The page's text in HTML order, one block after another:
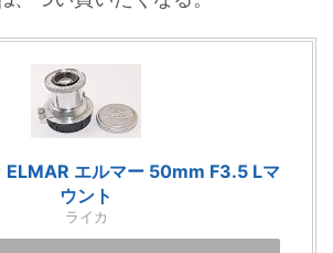
ELMAR エルマー 50mm F3.5 Lマ
ウント
ライカ